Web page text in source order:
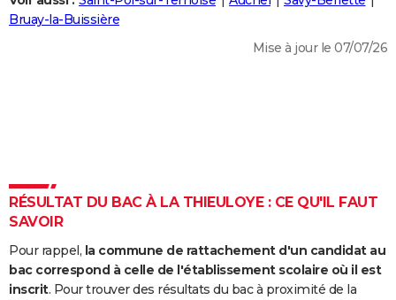
Destinations
City break
Voyage nature
Voyage de noces
Forum
Climat
+
PHOTO
Dictionnaire
Biographies
Citations
Expressions
Proverbes
PROGRAMME TV
S'inscrire
Se connecter
Lycées
Collèges
Primaires
Universités
Entreprises
Service militaire
Avis de recherche
AVIS DE DÉCÈS
Bruay-la-Buissière
Mise à jour le 07/07/26
RÉSULTAT DU BAC À LA THIEULOYE : CE QU'IL FAUT
SAVOIR
Pour rappel, la commune de rattachement d'un candidat au
bac correspond à celle de l'établissement scolaire où il est
inscrit. Pour trouver des résultats du bac à proximité de la